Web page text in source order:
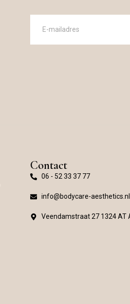
Contact
06 - 52 33 37 77
info@bodycare-aesthetics.nl
Veendamstraat 27 1324 AT